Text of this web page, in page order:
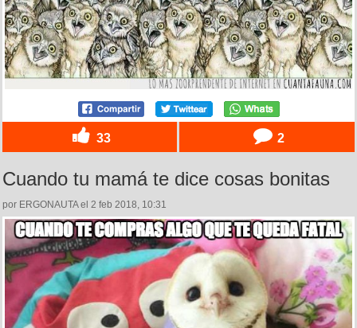
33 2
Cuando tu mamá te dice cosas bonitas
por ERGONAUTA el 2 feb 2018, 10:31